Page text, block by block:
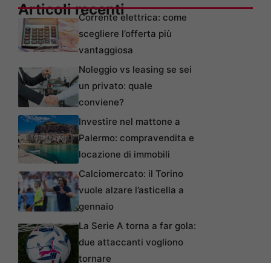
Articoli recentiCorrente elettrica: come
scegliere l’offerta più
vantaggiosa
Noleggio vs leasing se sei
un privato: quale
conviene?
Investire nel mattone a
Palermo: compravendita e
locazione di immobili
Calciomercato: il Torino
vuole alzare l’asticella a
gennaio
La Serie A torna a far gola:
due attaccanti vogliono
tornare